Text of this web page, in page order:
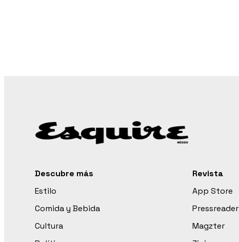
Descubre más
Estilo
Comida y Bebida
Cultura
Revista
App Store
Pressreader
Magzter